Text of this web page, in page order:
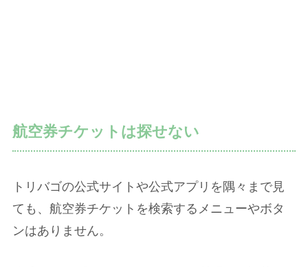
航空券チケットは探せない
トリバゴの公式サイトや公式アプリを隅々まで見
ても、航空券チケットを検索するメニューやボタ
ンはありません。